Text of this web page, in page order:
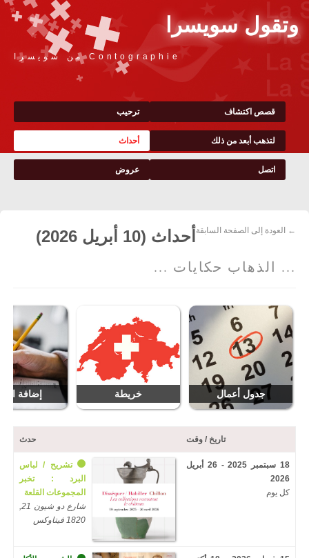
وتقول سويسرا
Contographie من سويسرا
ترحيب قصص اكتشاف
أحداث لتذهب أبعد من ذلك
عروض اتصل
← العودة إلى الصفحة السابقة
أحداث (10 أبريل 2026)
... الذهاب حكايات ...
جدول أعمال خريطة إضافة
تاريخ / وقت حدث
18 سبتمبر 2025 - 26 أبريل
2026
كل يوم
تشريح / لباس
البرد : تخبر
المجموعات القلعة
شارع دو شيون 21,
1820 فيتاوكس